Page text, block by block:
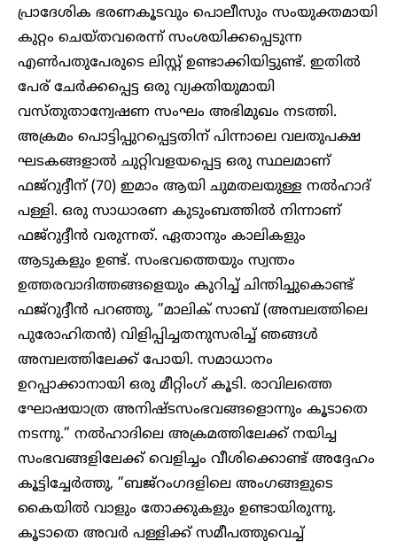
പ്രാദേശിക ഭരണകൂടവും പൊലീസും സംയുക്തമായി
കുറ്റം ചെയ്തവരെന്ന് സംശയിക്കപ്പെടുന്ന
എൺപതുപേരുടെ ലിസ്റ്റ് ഉണ്ടാക്കിയിട്ടുണ്ട്. ഇതിൽ
പേര് ചേർക്കപ്പെട്ട ഒരു വ്യക്തിയുമായി
വസ്തുതാന്വേഷണ സംഘം അഭിമുഖം നടത്തി.
അക്രമം പൊട്ടിപ്പുറപ്പെട്ടതിന് പിന്നാലെ വലതുപക്ഷ
ഘടകങ്ങളാൽ ചുറ്റിവളയപ്പെട്ട ഒരു സ്ഥലമാണ്
ഫജ്‌റുദ്ദീന് (70) ഇമാം ആയി ചുമതലയുള്ള നൽഹാദ്
പള്ളി. ഒരു സാധാരണ കുടുംബത്തിൽ നിന്നാണ്
ഫജ്‌റുദ്ദീൻ വരുന്നത്. ഏതാനും കാലികളും
ആടുകളും ഉണ്ട്. സംഭവത്തെയും സ്വന്തം
ഉത്തരവാദിത്തങ്ങളെയും കുറിച്ച് ചിന്തിച്ചുകൊണ്ട്
ഫജ്‌റുദ്ദീൻ പറഞ്ഞു, ”മാലിക് സാബ് (അമ്പലത്തിലെ
പുരോഹിതൻ) വിളിപ്പിച്ചതനുസരിച്ച് ഞങ്ങൾ
അമ്പലത്തിലേക്ക് പോയി. സമാധാനം
ഉറപ്പാക്കാനായി ഒരു മീറ്റിംഗ് കൂടി. രാവിലത്തെ
ഘോഷയാത്ര അനിഷ്ടസംഭവങ്ങളൊന്നും കൂടാതെ
നടന്നു.” നൽഹാദിലെ അക്രമത്തിലേക്ക് നയിച്ച
സംഭവങ്ങളിലേക്ക് വെളിച്ചം വീശിക്കൊണ്ട് അദ്ദേഹം
കൂട്ടിച്ചേർത്തു, ”ബജ്‌റം​ഗദളിലെ അംഗങ്ങളുടെ
കൈയിൽ വാളും തോക്കുകളും ഉണ്ടായിരുന്നു.
കൂടാതെ അവർ പള്ളിക്ക് സമീപത്തുവെച്ച്